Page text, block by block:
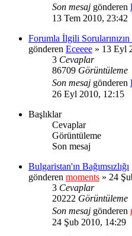
Son mesaj gönderen
13 Tem 2010, 23:42
Forumla İlgili
gönderen Eceeee » 13 Eyl
3 Cevaplar
86709 Görüntüleme
Son mesaj gönderen
26 Eyl 2010, 12:15
Başlıklar
Cevaplar
Görüntüleme
Son mesaj
Bulgaristan'ın Bağımsızlığı
gönderen moments » 24
3 Cevaplar
20222 Görüntüleme
Son mesaj gönderen
24 Şub 2010, 14:29